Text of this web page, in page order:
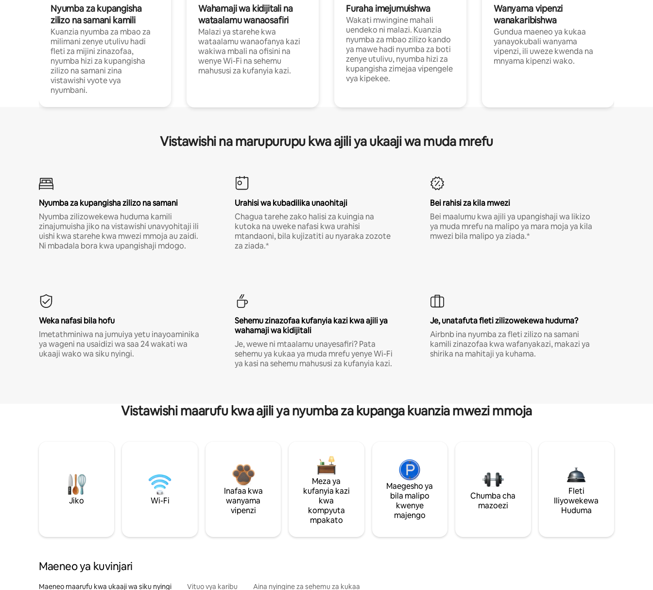
Nyumba za kupangisha
zilizo na samani kamili
Kuanzia nyumba za mbao za
milimani zenye utulivu hadi
fleti za mijini zinazofaa,
nyumba hizi za kupangisha
zilizo na samani zina
vistawishi vyote vya
nyumbani.
Wahamaji wa kidijitali na
wataalamu wanaosafiri
Malazi ya starehe kwa
wataalamu wanaofanya kazi
wakiwa mbali na ofisini na
wenye Wi-Fi na sehemu
mahususi za kufanyia kazi.
Furaha imejumuishwa
Wakati mwingine mahali
uendeko ni malazi. Kuanzia
nyumba za mbao zilizo kando
ya mawe hadi nyumba za boti
zenye utulivu, nyumba hizi za
kupangisha zimejaa vipengele
vya kipekee.
Wanyama vipenzi
wanakaribishwa
Gundua maeneo ya kukaa
yanayokubali wanyama
vipenzi, ili uweze kwenda na
mnyama kipenzi wako.
Vistawishi na marupurupu kwa ajili ya ukaaji wa muda mrefu
Nyumba za kupangisha zilizo na samani
Nyumba zilizowekewa huduma kamili
zinajumuisha jiko na vistawishi unavyohitaji ili
uishi kwa starehe kwa mwezi mmoja au zaidi.
Ni mbadala bora kwa upangishaji mdogo.
Urahisi wa kubadilika unaohitaji
Chagua tarehe zako halisi za kuingia na
kutoka na uweke nafasi kwa urahisi
mtandaoni, bila kujizatiti au nyaraka zozote
za ziada.*
Bei rahisi za kila mwezi
Bei maalumu kwa ajili ya upangishaji wa likizo
ya muda mrefu na malipo ya mara moja ya kila
mwezi bila malipo ya ziada.*
Weka nafasi bila hofu
Imetathminiwa na jumuiya yetu inayoaminika
ya wageni na usaidizi wa saa 24 wakati wa
ukaaji wako wa siku nyingi.
Sehemu zinazofaa kufanyia kazi kwa ajili ya
wahamaji wa kidijitali
Je, wewe ni mtaalamu unayesafiri? Pata
sehemu ya kukaa ya muda mrefu yenye Wi-Fi
ya kasi na sehemu mahususi za kufanyia kazi.
Je, unatafuta fleti zilizowekewa huduma?
Airbnb ina nyumba za fleti zilizo na samani
kamili zinazofaa kwa wafanyakazi, makazi ya
shirika na mahitaji ya kuhama.
Vistawishi maarufu kwa ajili ya nyumba za kupanga kuanzia mwezi mmoja
Jiko Wi-Fi
Inafaa kwa
wanyama
vipenzi
Meza ya
kufanyia kazi
kwa
kompyuta
mpakato
Maegesho ya
bila malipo
kwenye
majengo
Chumba cha
mazoezi
Fleti
Iliyowekewa
Huduma
Maeneo ya kuvinjari
Maeneo maarufu kwa ukaaji wa siku nyingi Vituo vya karibu Aina nyingine za sehemu za kukaa